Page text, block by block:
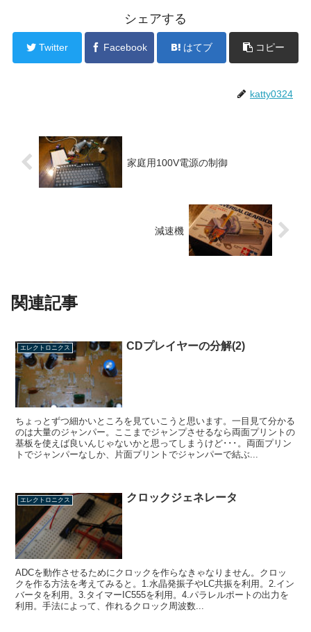
シェアする
Twitter Facebook はてブ コピー
katty0324
家庭用100V電源の制御
減速機
関連記事
エレクトロニクス CDプレイヤーの分解(2)
ちょっとずつ細かいところを見ていこうと思います。一目見て分かる
のは大量のジャンパー。ここまでジャンプさせるなら両面プリントの
基板を使えば良いんじゃないかと思ってしまうけど･･･。両面プリン
トでジャンパーなしか、片面プリントでジャンパーで結ぶ...
エレクトロニクス クロックジェネレータ
ADCを動作させるためにクロックを作らなきゃなりません。クロッ
クを作る方法を考えてみると。1.水晶発振子やLC共振を利用。2.イン
バータを利用。3.タイマーIC555を利用。4.パラレルポートの出力を
利用。手法によって、作れるクロック周波数...